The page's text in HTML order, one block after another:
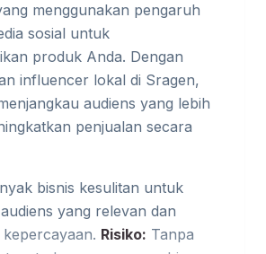
menggunakan pengaruh
sosial untuk
produk Anda. Dengan
influencer lokal di Sragen,
audiens yang lebih
penjualan secara
bisnis kesulitan untuk
yang relevan dan
Risiko: Tanpa